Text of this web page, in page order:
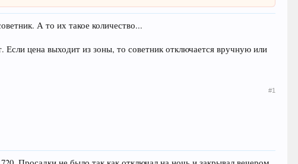
А то их такое количество...
цена выходит из зоны, то советник отключается вручную или
#1